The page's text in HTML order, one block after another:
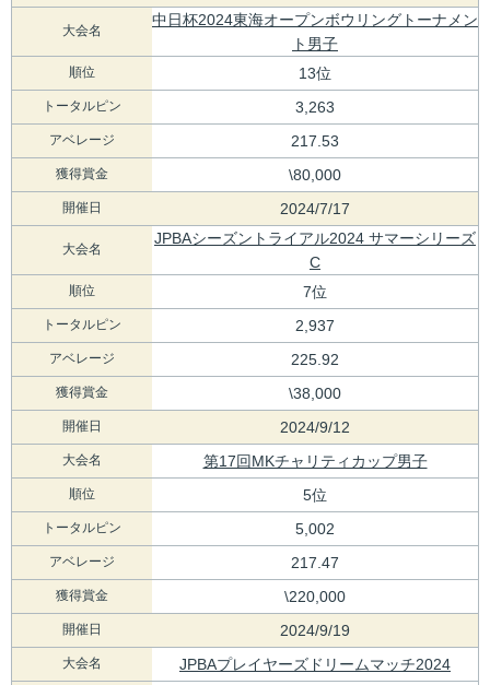
大会名
中日杯2024東海オープンボウリングトーナメン
ト男子
順位 13位
トータルピン 3,263
アベレージ 217.53
獲得賞金 \80,000
開催日 2024/7/17
大会名
JPBAシーズントライアル2024 サマーシリーズ
C
順位 7位
トータルピン 2,937
アベレージ 225.92
獲得賞金 \38,000
開催日 2024/9/12
大会名 第17回MKチャリティカップ男子
順位 5位
トータルピン 5,002
アベレージ 217.47
獲得賞金 \220,000
開催日 2024/9/19
大会名 JPBAプレイヤーズドリームマッチ2024